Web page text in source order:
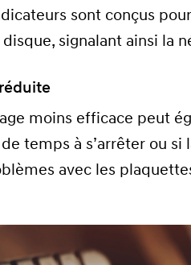
sont conçus
signalant ainsi la
moins efficace peut
temps à s’arrêter ou
avec les